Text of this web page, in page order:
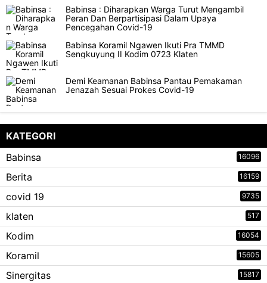
Babinsa : Diharapkan Warga Turut Mengambil
Peran Dan Berpartisipasi Dalam Upaya
Pencegahan Covid-19
Babinsa Koramil Ngawen Ikuti Pra TMMD
Sengkuyung II Kodim 0723 Klaten
Demi Keamanan Babinsa Pantau Pemakaman
Jenazah Sesuai Prokes Covid-19
KATEGORI
Babinsa
16096
Berita 16159
covid 19 9735
klaten 517
Kodim 16054
Koramil 15605
Sinergitas 15817